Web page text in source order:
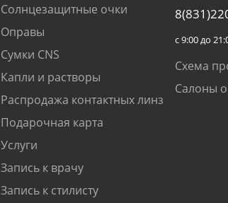
Солнцезащитные очки
Оправы
Сумки CNS
Капли и растворы
Распродажа контактных линз
Подарочная карта
Услуги
Запись к врачу
Запись к стилисту
с 9:00 до
Схема
Салоны